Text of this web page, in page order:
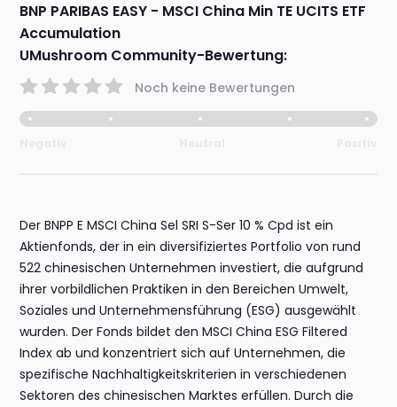
BNP PARIBAS EASY - MSCI China Min TE UCITS ETF
Accumulation
UMushroom Community-Bewertung:
Noch keine Bewertungen
Der BNPP E MSCI China Sel SRI S-Ser 10 % Cpd ist ein
Aktienfonds, der in ein diversifiziertes Portfolio von rund
522 chinesischen Unternehmen investiert, die aufgrund
ihrer vorbildlichen Praktiken in den Bereichen Umwelt,
Soziales und Unternehmensführung (ESG) ausgewählt
wurden. Der Fonds bildet den MSCI China ESG Filtered
Index ab und konzentriert sich auf Unternehmen, die
spezifische Nachhaltigkeitskriterien in verschiedenen
Sektoren des chinesischen Marktes erfüllen. Durch die